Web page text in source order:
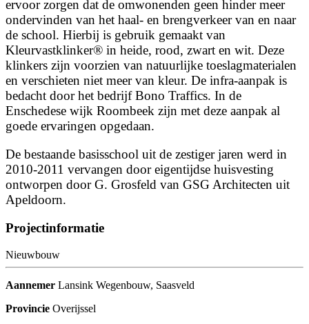
ervoor zorgen dat de omwonenden geen hinder meer
ondervinden van het haal- en brengverkeer van en naar
de school. Hierbij is gebruik gemaakt van
Kleurvastklinker® in heide, rood, zwart en wit. Deze
klinkers zijn voorzien van natuurlijke toeslagmaterialen
en verschieten niet meer van kleur. De infra-aanpak is
bedacht door het bedrijf Bono Traffics. In de
Enschedese wijk Roombeek zijn met deze aanpak al
goede ervaringen opgedaan.
De bestaande basisschool uit de zestiger jaren werd in
2010-2011 vervangen door eigentijdse huisvesting
ontworpen door G. Grosfeld van GSG Architecten uit
Apeldoorn.
Projectinformatie
Nieuwbouw
Aannemer Lansink Wegenbouw, Saasveld
Provincie Overijssel